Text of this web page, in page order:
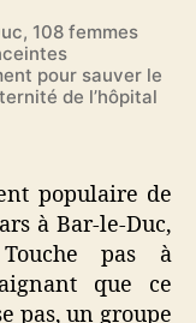
en
même
temps
108 femmes
pour sauver le
de l’hôpital
populaire de
à Bar-le-Duc,
pas à
que ce
pas, un groupe